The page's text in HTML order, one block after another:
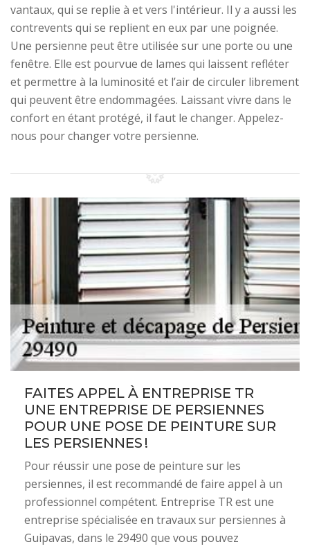
vantaux, qui se replie à et vers l'intérieur. Il y a aussi les
contrevents qui se replient en eux par une poignée.
Une persienne peut être utilisée sur une porte ou une
fenêtre. Elle est pourvue de lames qui laissent refléter
et permettre à la luminosité et l’air de circuler librement
qui peuvent être endommagées. Laissant vivre dans le
confort en étant protégé, il faut le changer. Appelez-
nous pour changer votre persienne.
FAITES APPEL À ENTREPRISE TR
UNE ENTREPRISE DE PERSIENNES
POUR UNE POSE DE PEINTURE SUR
LES PERSIENNES !
Pour réussir une pose de peinture sur les
persiennes, il est recommandé de faire appel à un
professionnel compétent. Entreprise TR est une
entreprise spécialisée en travaux sur persiennes à
Guipavas, dans le 29490 que vous pouvez